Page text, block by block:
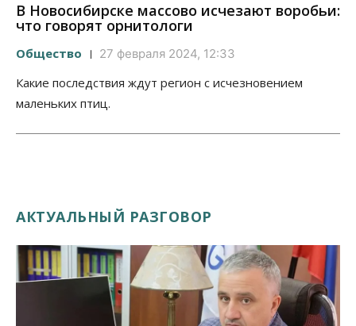
В Новосибирске массово исчезают воробьи:
что говорят орнитологи
Общество 27 февраля 2024, 12:33
Какие последствия ждут регион с исчезновением
маленьких птиц.
АКТУАЛЬНЫЙ РАЗГОВОР